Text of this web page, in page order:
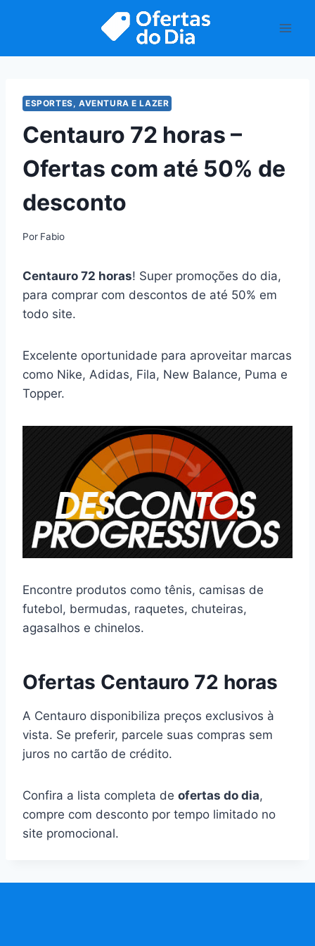
ESPORTES, AVENTURA E LAZER
Centauro 72 horas –
Ofertas com até 50% de
desconto
Por Fabio
Centauro 72 horas! Super promoções do dia,
para comprar com descontos de até 50% em
todo site.
Excelente oportunidade para aproveitar marcas
como Nike, Adidas, Fila, New Balance, Puma e
Topper.
Encontre produtos como tênis, camisas de
futebol, bermudas, raquetes, chuteiras,
agasalhos e chinelos.
Ofertas Centauro 72 horas
A Centauro disponibiliza preços exclusivos à
vista. Se preferir, parcele suas compras sem
juros no cartão de crédito.
Confira a lista completa de ofertas do dia,
compre com desconto por tempo limitado no
site promocional.